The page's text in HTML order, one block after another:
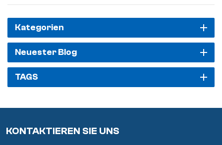
Kategorien
Neuester Blog
TAGS
KONTAKTIEREN SIE UNS